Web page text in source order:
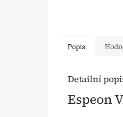
Popis
Detailní
Espeon